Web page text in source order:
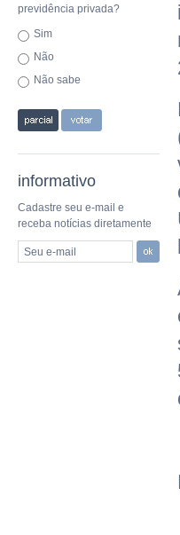
previdência privada?
Sim
Não
Não sabe
informativo
Cadastre seu e-mail e
receba notícias diretamente
Seu e-mail